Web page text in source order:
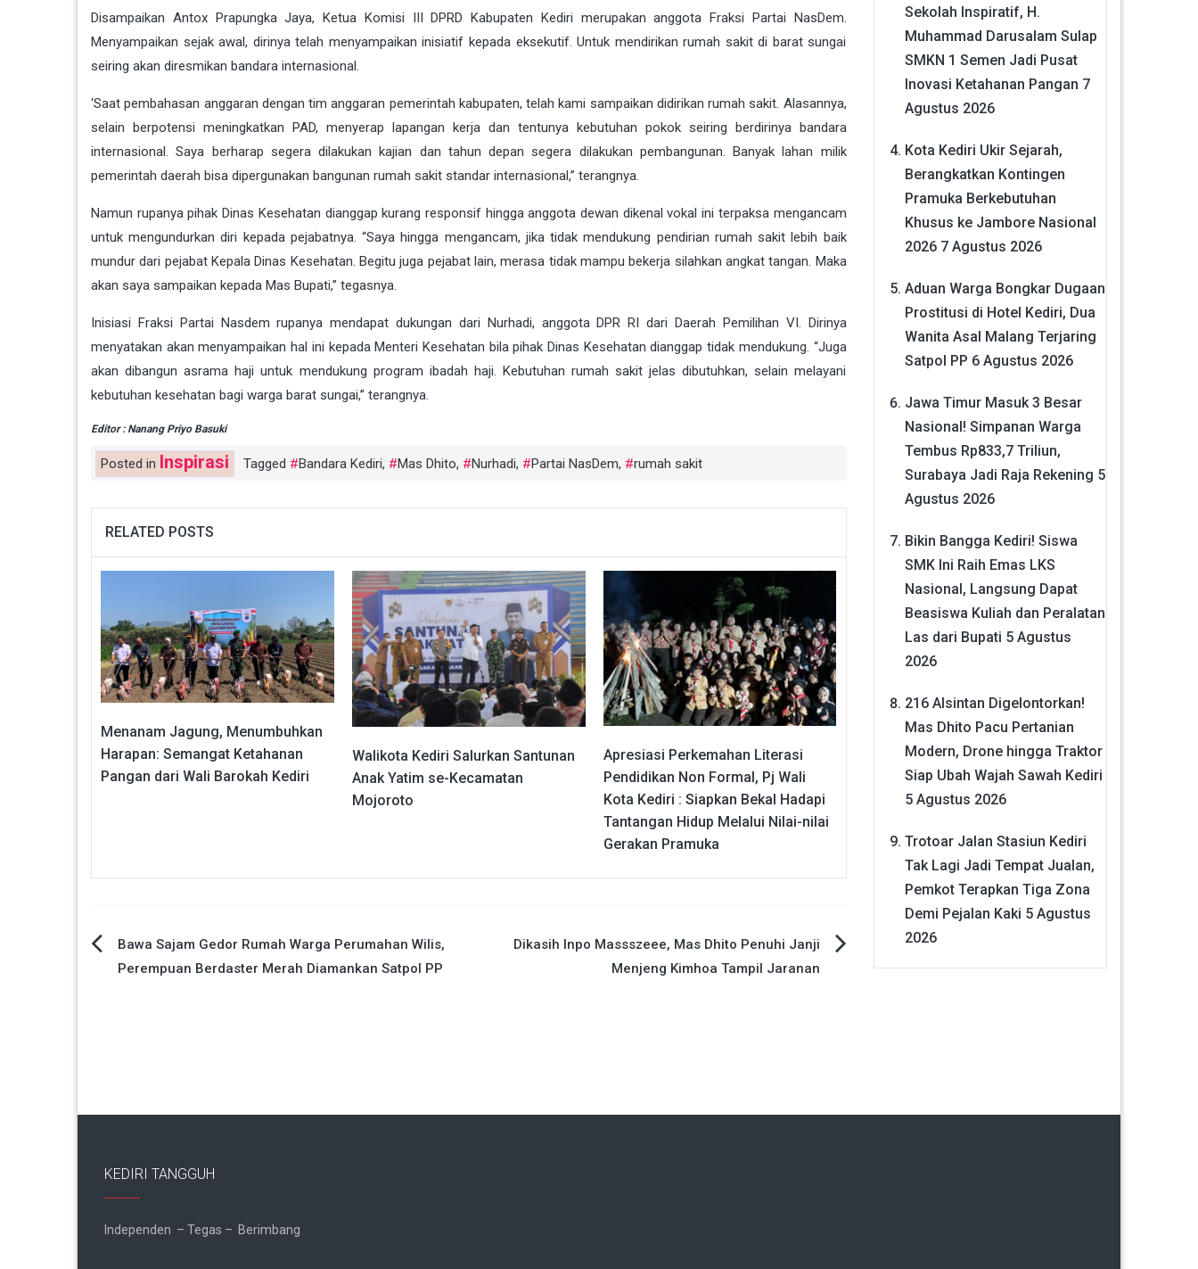
Disampaikan Antox Prapungka Jaya, Ketua Komisi III DPRD Kabupaten Kediri merupakan anggota Fraksi Partai NasDem.
Menyampaikan sejak awal, dirinya telah menyampaikan inisiatif kepada eksekutif. Untuk mendirikan rumah sakit di barat sungai
seiring akan diresmikan bandara internasional.
‘Saat pembahasan anggaran dengan tim anggaran pemerintah kabupaten, telah kami sampaikan didirikan rumah sakit. Alasannya,
selain berpotensi meningkatkan PAD, menyerap lapangan kerja dan tentunya kebutuhan pokok seiring berdirinya bandara
internasional. Saya berharap segera dilakukan kajian dan tahun depan segera dilakukan pembangunan. Banyak lahan milik
pemerintah daerah bisa dipergunakan bangunan rumah sakit standar internasional,” terangnya.
Namun rupanya pihak Dinas Kesehatan dianggap kurang responsif hingga anggota dewan dikenal vokal ini terpaksa mengancam
untuk mengundurkan diri kepada pejabatnya. “Saya hingga mengancam, jika tidak mendukung pendirian rumah sakit lebih baik
mundur dari pejabat Kepala Dinas Kesehatan. Begitu juga pejabat lain, merasa tidak mampu bekerja silahkan angkat tangan. Maka
akan saya sampaikan kepada Mas Bupati,” tegasnya.
Inisiasi Fraksi Partai Nasdem rupanya mendapat dukungan dari Nurhadi, anggota DPR RI dari Daerah Pemilihan VI. Dirinya
menyatakan akan menyampaikan hal ini kepada Menteri Kesehatan bila pihak Dinas Kesehatan dianggap tidak mendukung. “Juga
akan dibangun asrama haji untuk mendukung program ibadah haji. Kebutuhan rumah sakit jelas dibutuhkan, selain melayani
kebutuhan kesehatan bagi warga barat sungai,” terangnya.
Editor : Nanang Priyo Basuki
Posted in Inspirasi Tagged Bandara Kediri, Mas Dhito, Nurhadi, Partai NasDem, rumah sakit
RELATED POSTS
Menanam Jagung, Menumbuhkan
Harapan: Semangat Ketahanan
Pangan dari Wali Barokah Kediri
Walikota Kediri Salurkan Santunan
Anak Yatim se-Kecamatan
Mojoroto
Apresiasi Perkemahan Literasi
Pendidikan Non Formal, Pj Wali
Kota Kediri : Siapkan Bekal Hadapi
Tantangan Hidup Melalui Nilai-nilai
Gerakan Pramuka
Navigasi
Bawa Sajam Gedor Rumah Warga Perumahan Wilis,
Perempuan Berdaster Merah Diamankan Satpol PP
Dikasih Inpo Massszeee, Mas Dhito Penuhi Janji
Menjeng Kimhoa Tampil Jaranan
Sekolah Inspiratif, H.
Muhammad Darusalam Sulap
SMKN 1 Semen Jadi Pusat
Inovasi Ketahanan Pangan 7
Agustus 2026
Kota Kediri Ukir Sejarah,
Berangkatkan Kontingen
Pramuka Berkebutuhan
Khusus ke Jambore Nasional
2026 7 Agustus 2026
Aduan Warga Bongkar Dugaan
Prostitusi di Hotel Kediri, Dua
Wanita Asal Malang Terjaring
Satpol PP 6 Agustus 2026
Jawa Timur Masuk 3 Besar
Nasional! Simpanan Warga
Tembus Rp833,7 Triliun,
Surabaya Jadi Raja Rekening 5
Agustus 2026
Bikin Bangga Kediri! Siswa
SMK Ini Raih Emas LKS
Nasional, Langsung Dapat
Beasiswa Kuliah dan Peralatan
Las dari Bupati 5 Agustus
2026
216 Alsintan Digelontorkan!
Mas Dhito Pacu Pertanian
Modern, Drone hingga Traktor
Siap Ubah Wajah Sawah Kediri
5 Agustus 2026
Trotoar Jalan Stasiun Kediri
Tak Lagi Jadi Tempat Jualan,
Pemkot Terapkan Tiga Zona
Demi Pejalan Kaki 5 Agustus
2026
KEDIRI TANGGUH
Independen – Tegas – Berimbang